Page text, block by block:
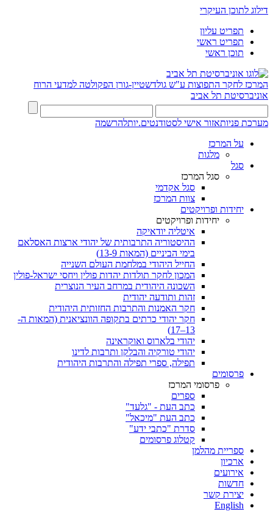
דילוג לתוכן העיקרי
תפריט עליון
תפריט ראשי
תוכן ראשי
המרכז לחקר התפוצות ע"ש גולדשטיין-גורן הפקולטה למדעי הרוח
אוניברסיטת תל אביב
מערכת פניותאזור אישי לסטודנטים.יותלהרשמה
על המרכז
מלגות
סגל
סגל המרכז
סגל אקדמי
צוות המרכז
יחידות ופרויקטים
יחידות ופרויקטים
איטליה יודאיקה
ההיסטוריה התרבותית של יהודי ארצות האסלאם
בימי הביניים (המאות 13-9)
החייל היהודי במלחמת העולם השנייה
המכון לחקר תולדות יהדות פולין ויחסי ישראל-פולין
השכונה היהודית במרחב העיר הנוצרית
זהות ותודעה יהודית
חקר האמנות והתרבות החזותית היהודית
חקר יהודי כרתים בתקופה הוונציאנית (המאות ה-
13–17)
יהודי בלארוס ואוקראינה
יהודי טורקיה והבלקן ותרבות לדינו
תפילה, ספרי תפילה והתרבות היהודית
פרסומים
פרסומי המרכז
ספרים
כתב העת - "גלעד"
כתב העת "מיכאל"
סדרת "כתבי ידע"
קטלוג פרסומים
ספריית מהלמן
ארכיון
אירועים
חדשות
יצירת קשר
English